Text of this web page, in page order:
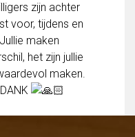
zijn achter
voor, tijdens en
maken
het zijn jullie
maken.